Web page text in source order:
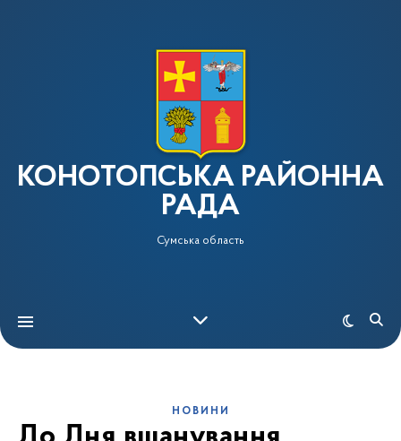
КОНОТОПСЬКА РАЙОННА
РАДА
Сумська область
НОВИНИ